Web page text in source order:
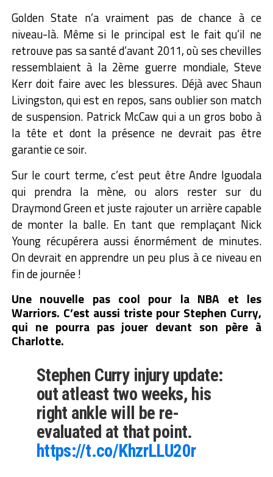
Golden State n’a vraiment pas de chance à ce
niveau-là. Même si le principal est le fait qu’il ne
retrouve pas sa santé d’avant 2011, où ses chevilles
ressemblaient à la 2ème guerre mondiale, Steve
Kerr doit faire avec les blessures. Déjà avec Shaun
Livingston, qui est en repos, sans oublier son match
de suspension. Patrick McCaw qui a un gros bobo à
la tête et dont la présence ne devrait pas être
garantie ce soir.
Sur le court terme, c’est peut être Andre Iguodala
qui prendra la mène, ou alors rester sur du
Draymond Green et juste rajouter un arrière capable
de monter la balle. En tant que remplaçant Nick
Young récupérera aussi énormément de minutes.
On devrait en apprendre un peu plus à ce niveau en
fin de journée !
Une nouvelle pas cool pour la NBA et les
Warriors. C’est aussi triste pour Stephen Curry,
qui ne pourra pas jouer devant son père à
Charlotte.
Stephen Curry injury update:
out atleast two weeks, his
right ankle will be re-
evaluated at that point.
https://t.co/KhzrLLU20r